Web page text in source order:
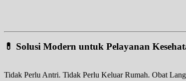
💊 Solusi Modern untuk Pelayanan
Tidak Perlu Antri. Tidak Perlu Keluar Rumah. Obat